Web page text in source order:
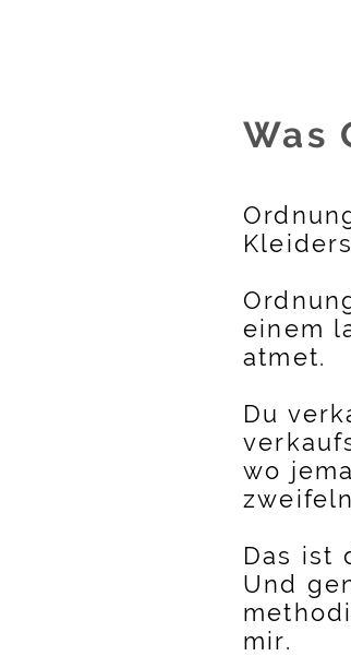
Was
einem
atmet.
Du
wo
Das ist
Und
mir.